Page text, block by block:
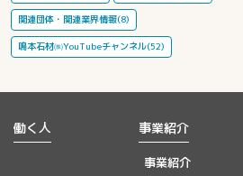
関連団体・関連業界情報(8)
鳴本石材㈱YouTubeチャンネル(52)
働く人 事業紹介
事業紹介